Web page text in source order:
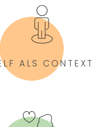
ALS CONTEXT